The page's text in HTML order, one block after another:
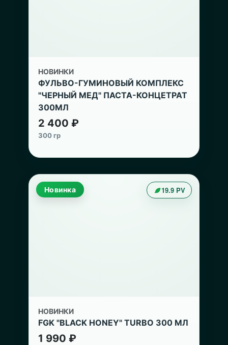
НОВИНКИ
ФУЛЬВО-ГУМИНОВЫЙ КОМПЛЕКС
"ЧЕРНЫЙ МЕД" ПАСТА-КОНЦЕТРАТ
300МЛ
2 400 ₽
300 гр
Новинка 19.9 PV
НОВИНКИ
FGK "BLACK HONEY" TURBO 300 МЛ
1 990 ₽